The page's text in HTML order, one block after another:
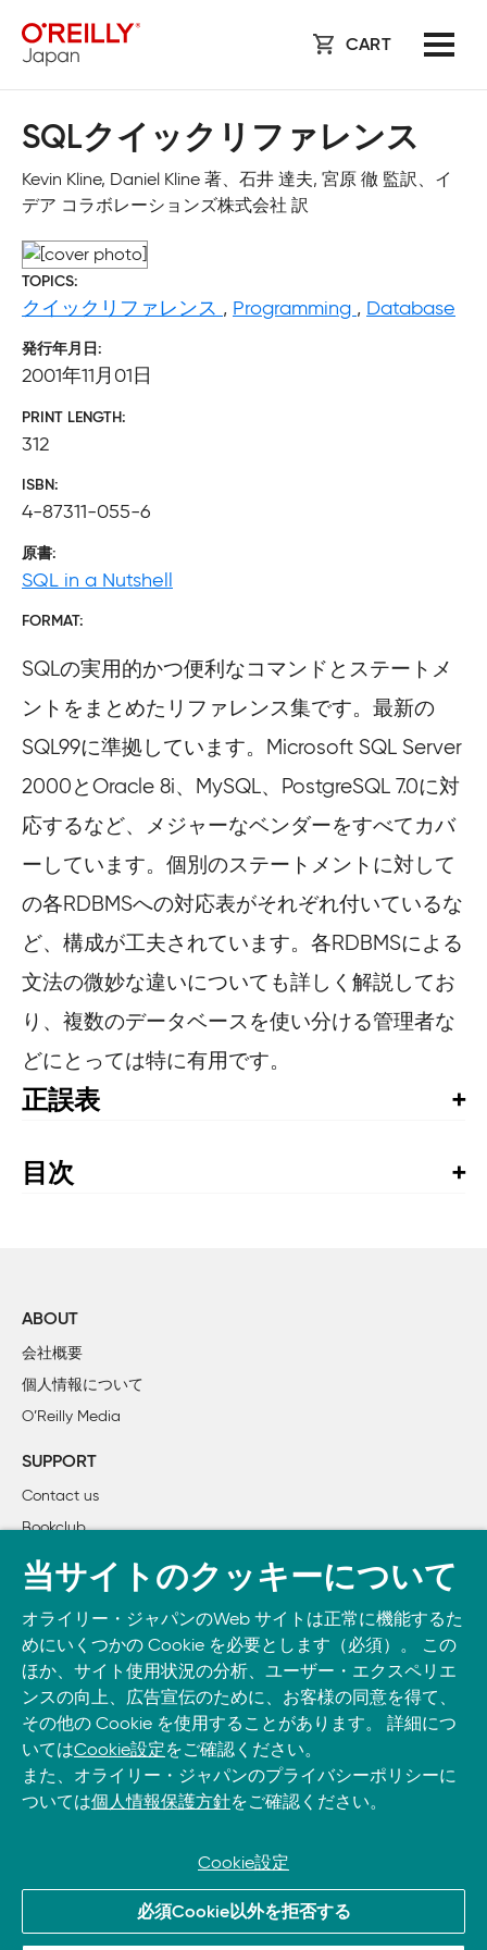
CART
SQLクイックリファレンス
Kevin Kline, Daniel Kline 著、石井 達夫, 宮原 徹 監訳、イ
デア コラボレーションズ株式会社 訳
TOPICS
クイックリファレンス , Programming , Database
発行年月日
2001年11月01日
PRINT LENGTH
312
ISBN
4-87311-055-6
原書
SQL in a Nutshell
FORMAT
SQLの実用的かつ便利なコマンドとステートメ
ントをまとめたリファレンス集です。最新の
SQL99に準拠しています。Microsoft SQL Server
2000とOracle 8i、MySQL、PostgreSQL 7.0に対
応するなど、メジャーなベンダーをすべてカバ
ーしています。個別のステートメントに対して
の各RDBMSへの対応表がそれぞれ付いているな
ど、構成が工夫されています。各RDBMSによる
文法の微妙な違いについても詳しく解説してお
り、複数のデータベースを使い分ける管理者な
どにとっては特に有用です。
正誤表
います。お手持ちの書籍では、すでに修正が施されてい
る場合がありますので、書籍最終ページの奥付でお手持
位置
p47
下から7
行目
ます。
3段落目
p184
4行目
「WHERE
句」の小
見出しの
3行上
= s2.       sotre._id
p187, 表3-
4
JOIN検査
の「用法
と機能説
明」の欄
PostgreSQLでは、外部結合はすべての行を取り
出す側にアスタリスクを追加することで指定し
ます。
p281
の最終行
=* (等号とスタリスク)
目次
        1.1 リレーショナルモデル
        1.2 本書で扱うデータベース
                1.3.1 規格適合性の水準
                1.3.2 追加機能パッケージ
                1.3.3 SQL99文のクラス
        1.5 リレーショナルデータベースの原則
2章 基本概念
        2.1 行単位の処理と集合単位の処理
        2.2 リレーショナルモデル
        2.3 SQL99と製品固有のデータ型
                2.3.1 Microsoft SQL Serverのデータ型
                2.3.2 MySQLのデータ型
                2.3.3 Oracleのデータ型
                2.3.4 PostgreSQLのデータ型
        2.4 NULL値の処理
        2.5 構文の分類
                2.5.2 リテラル
                2.5.3 システムデリミタと演算子
                2.5.4 キーワードと予約語
        2.6 SQLの使い方
ABOUT
会社概要
個人情報について
O’Reilly Media
SUPPORT
Contact us
Bookclub
書籍注文
Take O’Reilly with you and learn anywhere, anytime on your
phone
and tablet.
© 2026, O’Reilly Japan, Inc. oreilly.co.jpに掲載されているすべて
のトレードマークおよび登録商標は、それぞれの所有者に帰属し
当サイトのクッキーについて
オライリー・ジャパンのWeb サイトは正常に機能するた
めにいくつかの Cookie を必要とします（必須）。 この
ほか、サイト使用状況の分析、ユーザー・エクスペリエ
ンスの向上、広告宣伝のために、お客様の同意を得て、
その他の Cookie を使用することがあります。 詳細につ
いてはCookie設定をご確認ください。
また、オライリー・ジャパンのプライバシーポリシーに
ついては個人情報保護方針をご確認ください。
Cookie設定
必須Cookie以外を拒否する